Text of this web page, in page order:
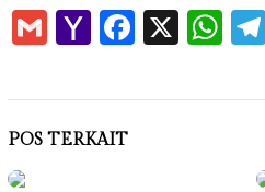
GmailYahoo
Mail
X
POS TERKAIT